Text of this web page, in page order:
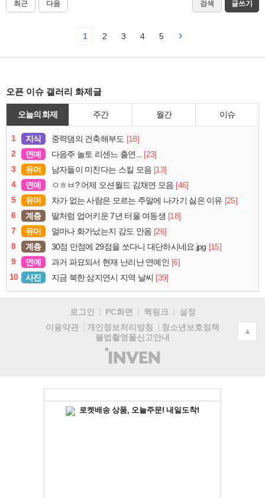
최근 다음 검색 글쓰기
1 2 3 4 5
오픈 이슈 갤러리 화제글
오늘의 화제 주간 월간 이슈
1 지식 중력댐의 건축해부도 [18]
2
연예 다음주 놀토 리센느 출연... [23]
3
유머 남자들이 미친다는 스킬 모음 [13]
4
연예 ㅇㅎㅂ? 어제 오션월드 김채연 모음 [46]
5
유머 차가 없는 사람은 모르는 주말에 나가기 싫은 이유 [25]
6
계층 딸처럼 업어키운 7년 터울 여동생 [18]
7
유머 얼마나 화가났는지 감도 안옴 [26]
8
계층 30점 만점에 29점을 쏘다니 대단하시네요.jpg [15]
9
연예 과거 파묘되서 현재 난리난 연예인 [6]
10
사진 지금 북한 삼지연시 지역 날씨 [39]
로그인 PC화면 퀵링크
설정
이용약관
개인정보처리방침
청소년보호정책
불법촬영물신고안내
(주)
인
▲